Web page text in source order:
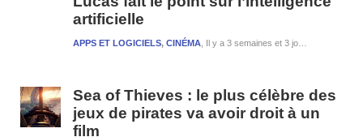
artificielle
Il y a 3 semaines et 3 jours
APPS ET LOGICIELS, CINÉMA
Sea of Thieves : le plus célèbre des
jeux de pirates va avoir droit à un
film